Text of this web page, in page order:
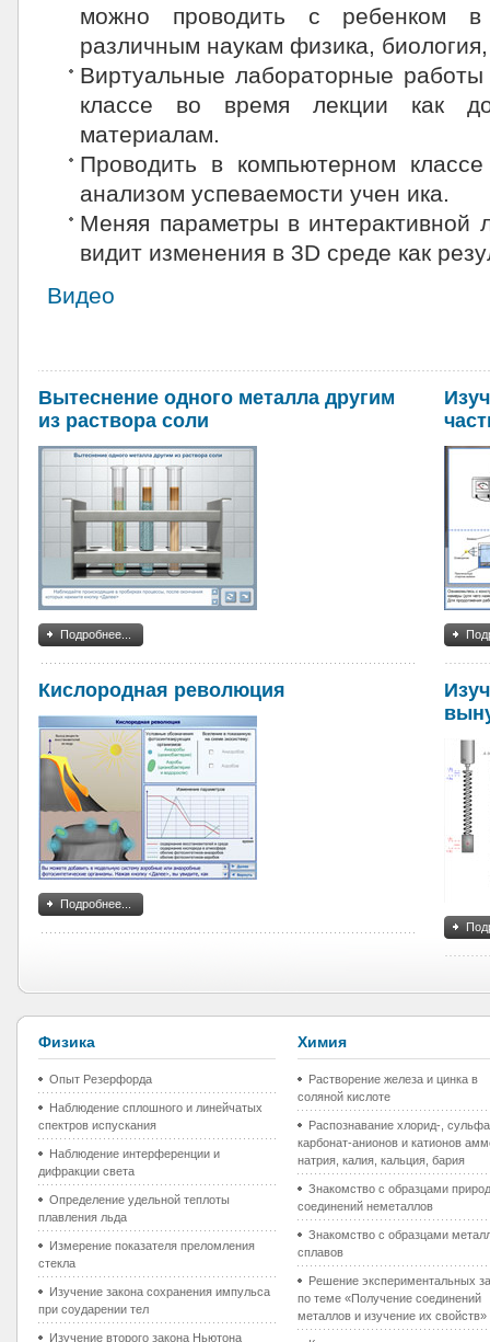
можно проводить с ребенком
различным наукам физика,
Виртуальные лабораторные
классе во время лекции как
материалам.
Проводить в компьютерном
анализом успеваемости учен ика.
Меняя параметры в интерактивной
видит изменения в 3D среде как
Видео
Вытеснение одного металла другим
из раствора соли
Подробнее...
Кислородная революция
Подробнее...
Физика
Опыт Резерфорда
Наблюдение сплошного и линейчатых
спектров испускания
Наблюдение интерференции и
дифракции света
Определение удельной теплоты
плавления льда
Измерение показателя преломления
стекла
Изучение закона сохранения импульса
при соударении тел
Изучение второго закона Ньютона
Химия
Растворение железа и цинка в
соляной кислоте
Распознавание хлорид-,
карбонат-анионов и катионов
натрия, калия, кальция, бария
Знакомство с образцами
соединений неметаллов
Знакомство с образцами
сплавов
Решение экспериментальных
по теме «Получение соединений
металлов и изучение их свойств»